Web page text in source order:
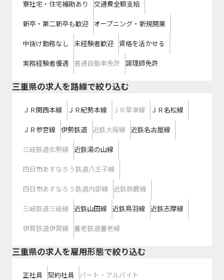
寮社宅・住宅補助あり 交通費全額支給
新卒・第二新卒も歓迎 オープニング・新規開業
中抜け勤務なし 未経験者歓迎 資格を活かせる
実務経験者優遇 普通自動車免許 調理師免許
三重県の求人を路線で絞り込む
ＪＲ関西本線 ＪＲ紀勢本線 ＪＲ草津線 ＪＲ名松線
ＪＲ参宮線 伊勢鉄道 近鉄大阪線 近鉄名古屋線
三岐鉄道北勢線 近鉄湯の山線
四日市あすなろう鉄道八王子線
四日市あすなろう鉄道内部線 近鉄鈴鹿線
三岐鉄道三岐線 近鉄山田線 近鉄鳥羽線 近鉄志摩線
伊賀鉄道伊賀線 養老鉄道養老線
三重県の求人を雇用形態で絞り込む
正社員 契約社員 パート・アルバイト